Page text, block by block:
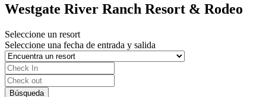
Westgate River Ranch Resort & Rodeo
Seleccione un resort
Seleccione una fecha de entrada y salida